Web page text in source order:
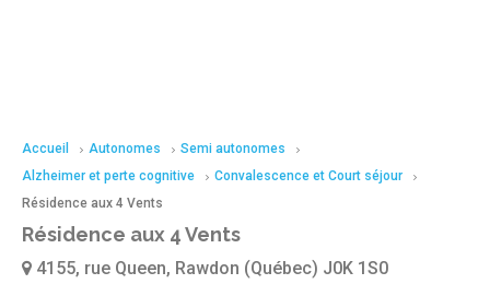
Accueil Autonomes
Semi autonomes
Alzheimer et perte cognitive
Convalescence et Court séjour
Résidence aux 4 Vents
Résidence aux 4 Vents
4155, rue Queen, Rawdon (Québec) J0K 1S0